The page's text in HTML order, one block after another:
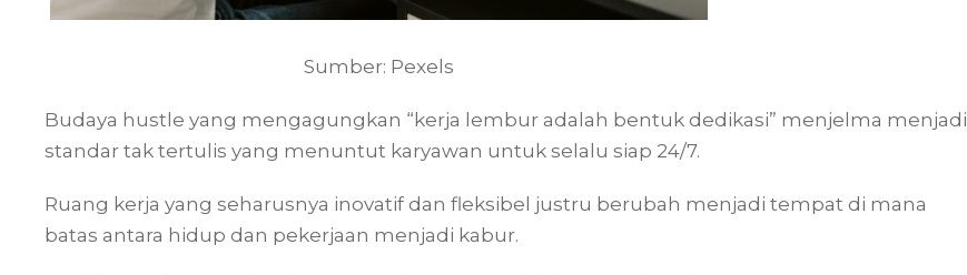
Sumber: Pexels
Budaya hustle yang mengagungkan “kerja lembur adalah bentuk dedikasi” menjelma menjadi
standar tak tertulis yang menuntut karyawan untuk selalu siap 24/7.
Ruang kerja yang seharusnya inovatif dan fleksibel justru berubah menjadi tempat di mana
batas antara hidup dan pekerjaan menjadi kabur.